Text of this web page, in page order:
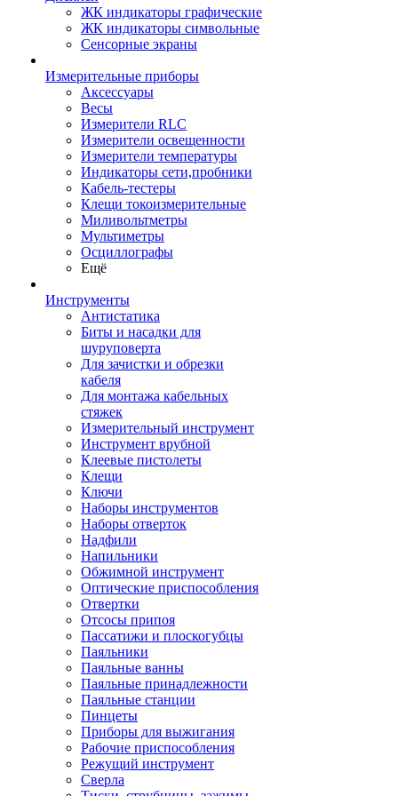
ЖК индикаторы графические
ЖК индикаторы символьные
Сенсорные экраны
Измерительные приборы
Аксессуары
Весы
Измерители RLC
Измерители освещенности
Измерители температуры
Индикаторы сети,пробники
Кабель-тестеры
Клещи токоизмерительные
Миливольтметры
Мультиметры
Осциллографы
Ещё
Инструменты
Антистатика
Биты и насадки для
шуруповерта
Для зачистки и обрезки
кабеля
Для монтажа кабельных
стяжек
Измерительный инструмент
Инструмент врубной
Клеевые пистолеты
Клещи
Ключи
Наборы инструментов
Наборы отверток
Надфили
Напильники
Обжимной инструмент
Оптические приспособления
Отвертки
Отсосы припоя
Пассатижи и плоскогубцы
Паяльники
Паяльные ванны
Паяльные принадлежности
Паяльные станции
Пинцеты
Приборы для выжигания
Рабочие приспособления
Режущий инструмент
Сверла